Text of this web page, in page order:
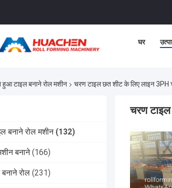
घर
टाइल बनाने रोल मशीन चरण टाइल छत शीट के लिए लाइन 3PH
बनाने रोल मशीन (132)
बनाने (166)
रोल (231)
चरण